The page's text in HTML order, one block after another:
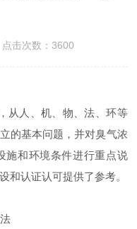
击次数：3600
从人、机、物、法、环等
的基本问题，并对臭气浓
施和环境条件进行重点说
和认证认可提供了参考。